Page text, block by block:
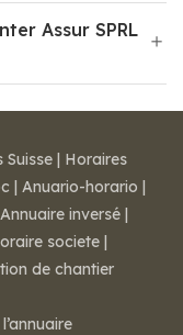
Assur SPRL
Suisse | Horaires
| Anuario-horario |
Annuaire inversé |
societe |
de chantier